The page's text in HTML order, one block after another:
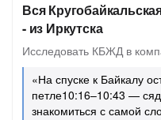
Вся
- из Иркутска
Исследовать КБЖД в
«На спуске к Байкалу
петле10:16–10:43 —
знакомиться с самой